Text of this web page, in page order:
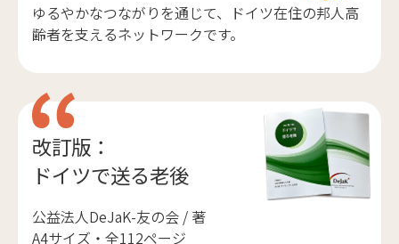
ゆるやかなつながりを通じて、ドイツ在住の邦人高
齢者を支えるネットワークです。
改訂版：
ドイツで送る老後
公益法人DeJaK-友の会 / 著
A4サイズ・全112ページ